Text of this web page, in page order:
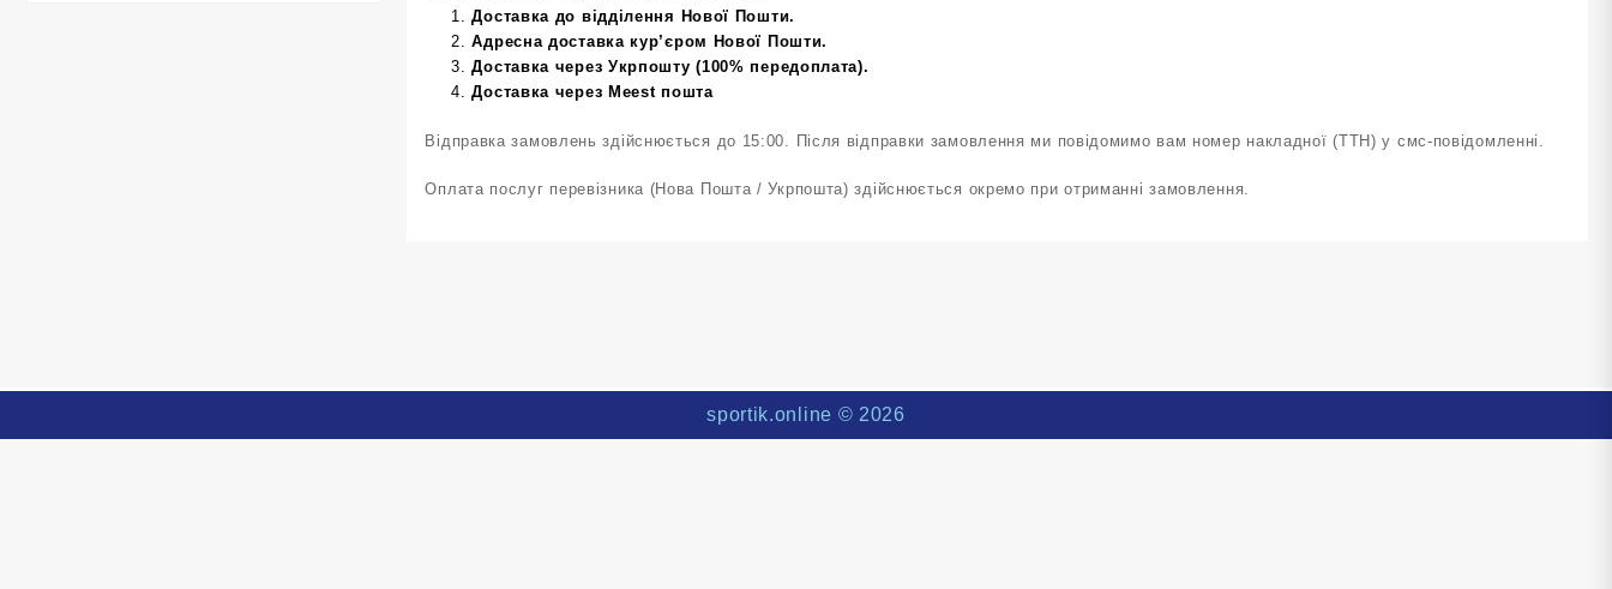
Доставка до відділення Нової Пошти.
Адресна доставка кур’єром Нової Пошти.
Доставка через Укрпошту (100% передоплата).
Доставка через Мееst пошта
Відправка замовлень здійснюється до 15:00. Після відправки замовлення ми повідомимо вам номер накладної (ТТН) у смс-повідомленні.
Оплата послуг перевізника (Нова Пошта / Укрпошта) здійснюється окремо при отриманні замовлення.
sportik.online © 2026